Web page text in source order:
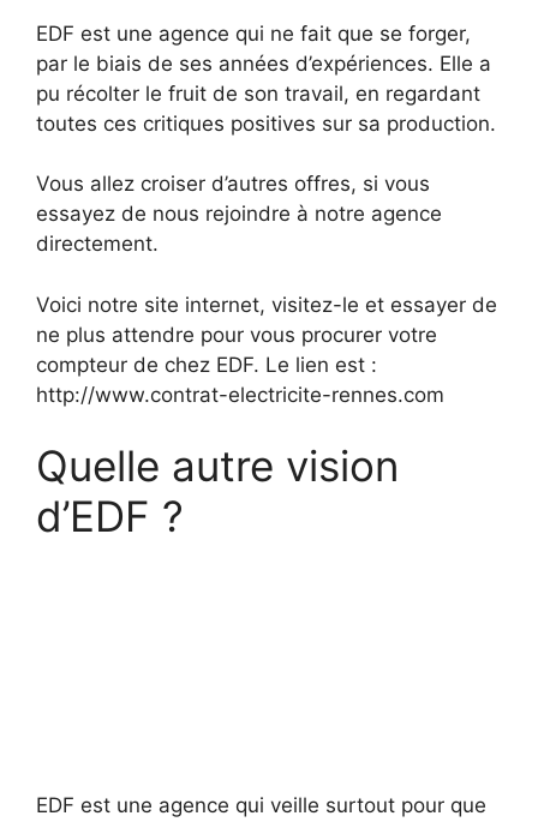
EDF est une agence qui ne fait que se forger,
par le biais de ses années d’expériences. Elle a
pu récolter le fruit de son travail, en regardant
toutes ces critiques positives sur sa production.
Vous allez croiser d’autres offres, si vous
essayez de nous rejoindre à notre agence
directement.
Voici notre site internet, visitez-le et essayer de
ne plus attendre pour vous procurer votre
compteur de chez EDF. Le lien est :
http://www.contrat-electricite-rennes.com
Quelle autre vision
d’EDF ?
EDF est une agence qui veille surtout pour que